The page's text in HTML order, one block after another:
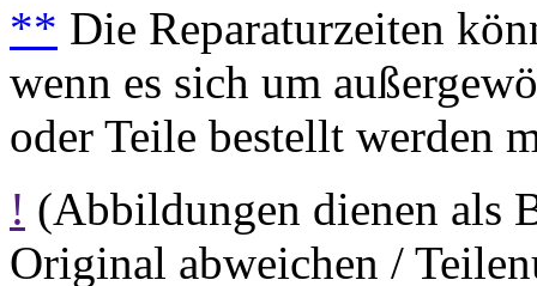
** Die Reparaturzeiten
wenn es sich um
oder Teile bestellt werden
! (Abbildungen dienen als
Original abweichen /